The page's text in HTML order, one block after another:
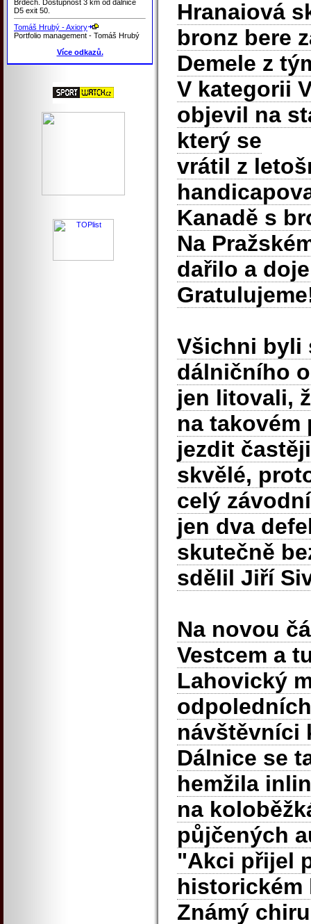
Brdech. Dostupnost 3 km od dálnice
D5 exit 50.
Tomáš Hrubý - Axiory
Portfolio management - Tomáš Hrubý
Více odkazů.
Hranaiová
bronz bere
Demele z
V kategorii
objevil na
který se
vrátil z
Kanadě s
Na
dařilo a
Všichni byli
dálničního
jen litovali,
na takovém
jezdit
skvělé,
celý
jen dva
skutečně
sdělil Jiří
Na novou
Vestcem a
Lahovický
návštěvníci
Dálnice se
hemžila
na
půjčených
"Akci přijel
historickém
Známý